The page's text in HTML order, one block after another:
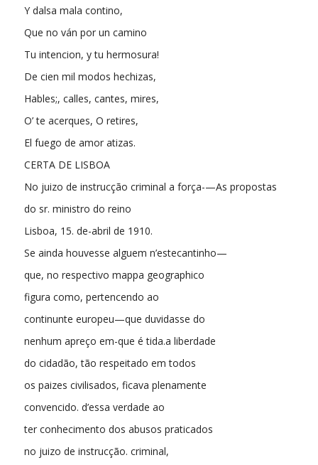
Y dalsa mala contino,
Que no ván por un camino
Tu intencion, y tu hermosura!
De cien mil modos hechizas,
Hables;, calles, cantes, mires,
O’ te acerques, O retires,
El fuego de amor atizas.
CERTA DE LISBOA
No juizo de instrucção criminal a força-—As propostas
do sr. ministro do reino
Lisboa, 15. de-abril de 1910.
Se ainda houvesse alguem n’estecantinho—
que, no respectivo mappa geographico
figura como, pertencendo ao
continunte europeu—que duvidasse do
nenhum apreço em-que é tida.a liberdade
do cidadão, tão respeitado em todos
os paizes civilisados, ficava plenamente
convencido. d’essa verdade ao
ter conhecimento dos abusos praticados
no juizo de instrucção. criminal,